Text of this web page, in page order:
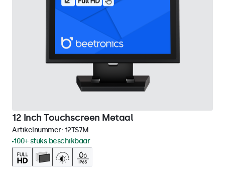
12 Inch Touchscreen Metaal
Artikelnummer: 12TS7M
100+ stuks beschikbaar